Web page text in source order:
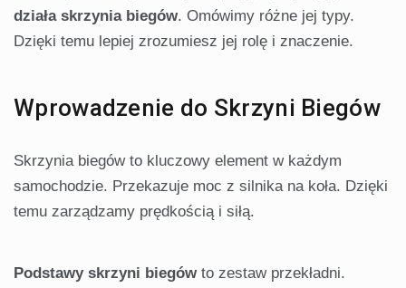
działa skrzynia biegów. Omówimy różne jej typy.
Dzięki temu lepiej zrozumiesz jej rolę i znaczenie.
Wprowadzenie do Skrzyni Biegów
Skrzynia biegów to kluczowy element w każdym
samochodzie. Przekazuje moc z silnika na koła. Dzięki
temu zarządzamy prędkością i siłą.
Podstawy skrzyni biegów to zestaw przekładni.